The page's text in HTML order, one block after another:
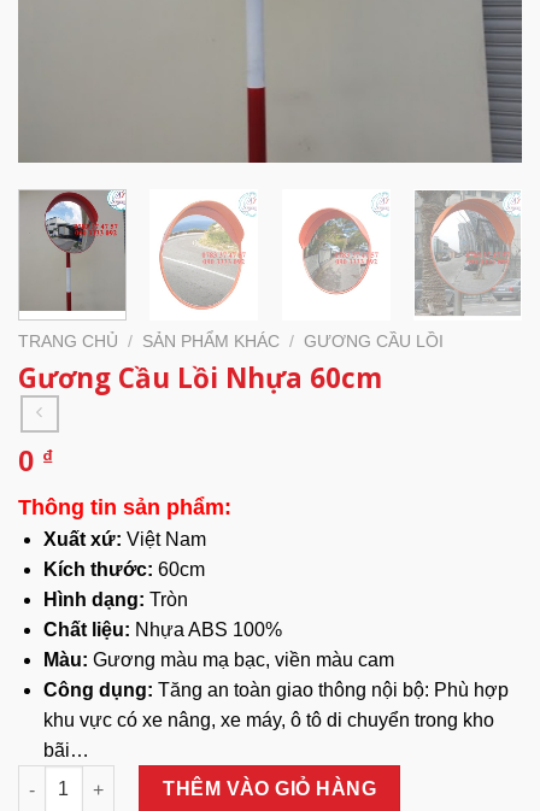
TRANG CHỦ / SẢN PHẨM KHÁC / GƯƠNG CẦU LỒI
Gương Cầu Lồi Nhựa 60cm
0 ₫
Thông tin sản phẩm:
Xuất xứ: Việt Nam
Kích thước: 60cm
Hình dạng: Tròn
Chất liệu: Nhựa ABS 100%
Màu: Gương màu mạ bạc, viền màu cam
Công dụng: Tăng an toàn giao thông nội bộ: Phù hợp
khu vực có xe nâng, xe máy, ô tô di chuyển trong kho
bãi…
Gương Cầu Lồi Nhựa 60cm số lượng
THÊM VÀO GIỎ HÀNG